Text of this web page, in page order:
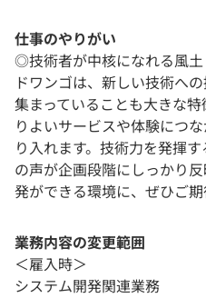
仕事のやりがい
◎技術者が中核になれる風土
ドワンゴは、新しい技術へ
集まっていることも大きな
りよいサービスや体験につ
り入れます。技術力を発揮
の声が企画段階にしっかり
発ができる環境に、ぜひご期
業務内容の変更範囲
＜雇入時＞
システム開発関連業務